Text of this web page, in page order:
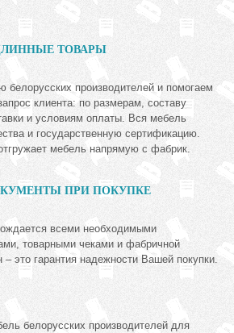
ТОВАРЫ
производителей и помогаем
клиента: по размерам, составу
и условиям оплаты. Вся мебель
и государственную сертификацию.
мебель напрямую с фабрик.
ПРИ ПОКУПКЕ
всеми необходимыми
товарными чеками и фабричной
– это гарантия надежности Вашей покупки.
белорусских производителей для